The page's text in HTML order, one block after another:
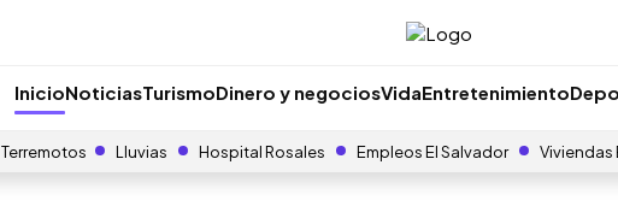
InicioNoticiasTurismoDinero y negociosVidaEntretenimiento
Terremotos Lluvias Hospital Rosales Empleos El Salvador Viviendas